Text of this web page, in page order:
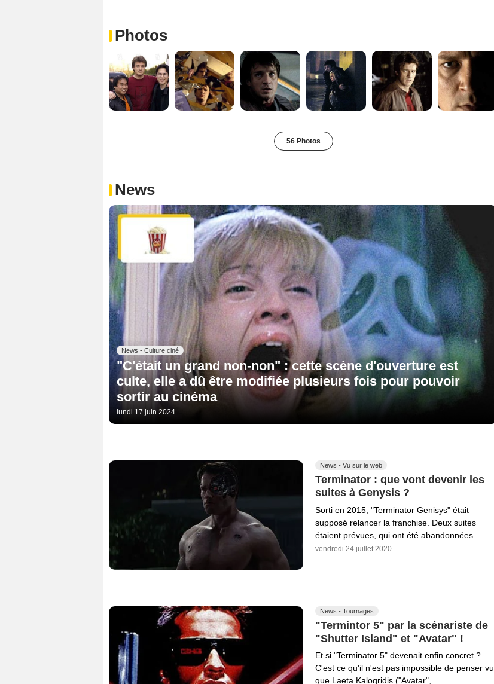
Photos
56 Photos
News
News - Culture ciné
"C'était un grand non-non" : cette scène d'ouverture est
culte, elle a dû être modifiée plusieurs fois pour pouvoir
sortir au cinéma
lundi 17 juin 2024
News - Vu sur le web
Terminator : que vont devenir les
suites à Genysis ?
Sorti en 2015, "Terminator Genisys" était
supposé relancer la franchise. Deux suites
étaient prévues, qui ont été abandonnées.…
vendredi 24 juillet 2020
News - Tournages
"Termintor 5" par la scénariste de
"Shutter Island" et "Avatar" !
Et si "Terminator 5" devenait enfin concret ?
C'est ce qu'il n'est pas impossible de penser vu
que Laeta Kalogridis ("Avatar",…